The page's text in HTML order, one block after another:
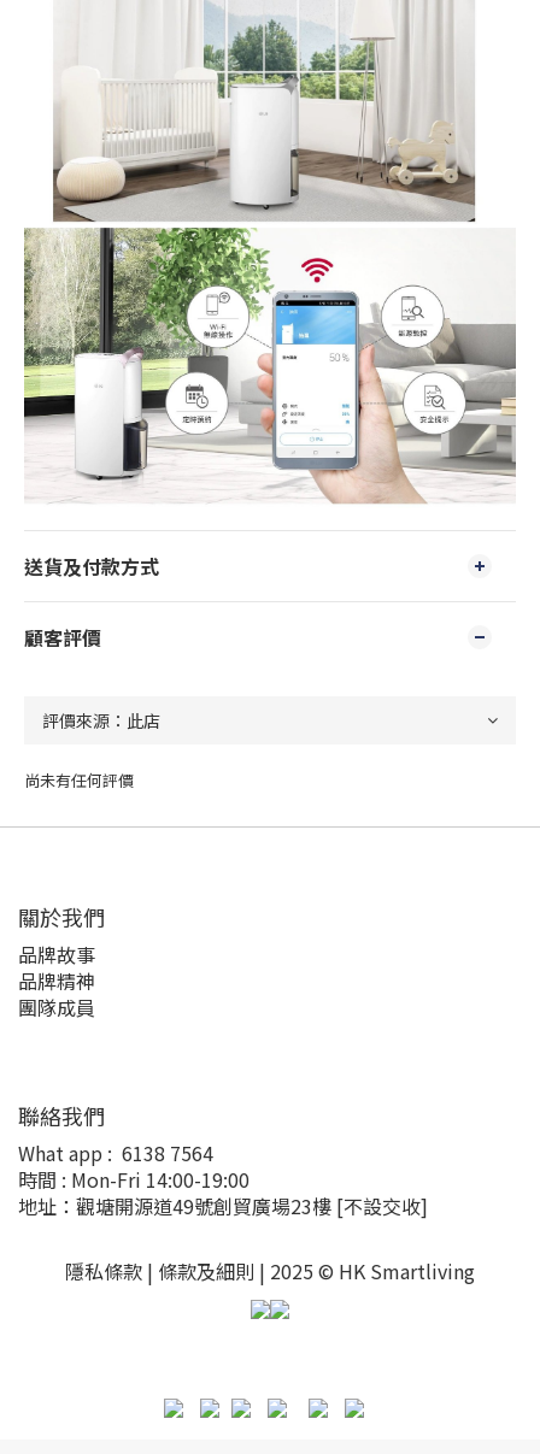
送貨及付款方式
顧客評價
尚未有任何評價
關於我們
品牌故事
品牌精神
團隊成員
聯絡我們
What app : 6138 7564
時間 : Mon-Fri 14:00-19:00
地址：觀塘開源道49號創貿廣場23樓 [不設交收]
隱私條款 | 條款及細則 | 2025 © HK Smartliving